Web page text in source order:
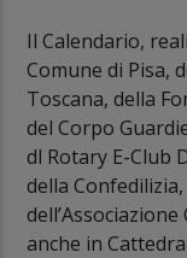
Il Calendario,
Comune di Pisa,
Toscana, della
del Corpo
dl Rotary E-Club
della
anche in